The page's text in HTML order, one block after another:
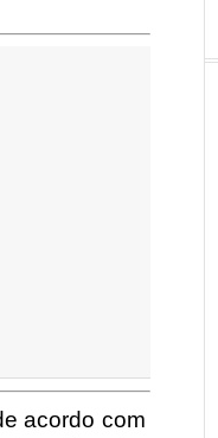
acordo com